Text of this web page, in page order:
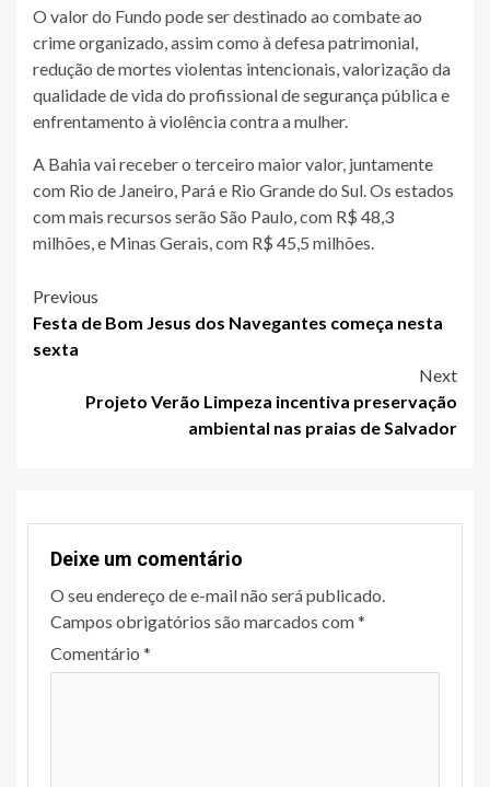
O valor do Fundo pode ser destinado ao combate ao
crime organizado, assim como à defesa patrimonial,
redução de mortes violentas intencionais, valorização da
qualidade de vida do profissional de segurança pública e
enfrentamento à violência contra a mulher.
A Bahia vai receber o terceiro maior valor, juntamente
com Rio de Janeiro, Pará e Rio Grande do Sul. Os estados
com mais recursos serão São Paulo, com R$ 48,3
milhões, e Minas Gerais, com R$ 45,5 milhões.
Post
navigation
Previous
Festa de Bom Jesus dos Navegantes começa nesta
sexta
Next
Projeto Verão Limpeza incentiva preservação
ambiental nas praias de Salvador
Deixe um comentário
O seu endereço de e-mail não será publicado.
Campos obrigatórios são marcados com*
Comentário *